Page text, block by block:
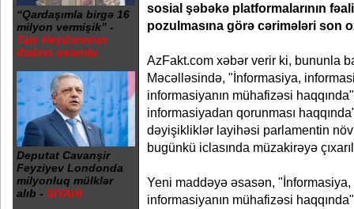
“Qardaşımla birgə 16
milyon vermişik” -
Tale Heydərovun
ifadəsi oxundu
Deputat Cavanşir
Feyziyev Londonda
milyonluq mülklər
alıb - SİYAHI
sosial şəbəkə platformalarının
pozulmasına görə cərimələri son
AzFakt.com xəbər verir ki, bununla
Məcəlləsində, "İnformasiya,
informasiyanın mühafizəsi
informasiyadan qorunması
dəyişikliklər layihəsi parlamentin
bugünkü iclasında müzakirəyə
Yeni maddəyə əsasən,
informasiyanın mühafizəsi